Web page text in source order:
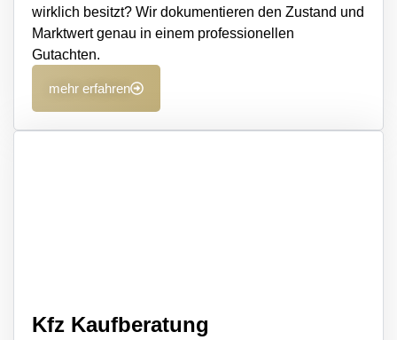
wirklich besitzt? Wir dokumentieren den Zustand und
Marktwert genau in einem professionellen
Gutachten.
mehr erfahren
Kfz Kaufberatung